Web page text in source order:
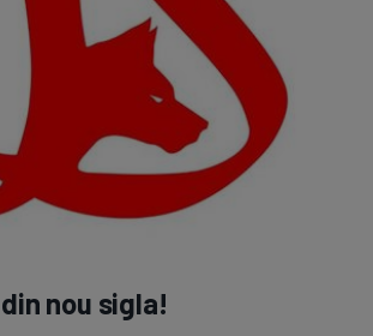
nou sigla!